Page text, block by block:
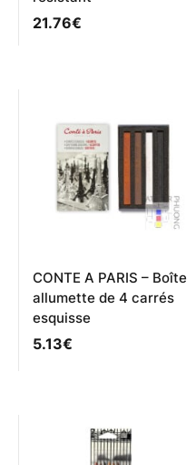
21.76€
CONTE A PARIS – Boîte
allumette de 4 carrés
esquisse
5.13€